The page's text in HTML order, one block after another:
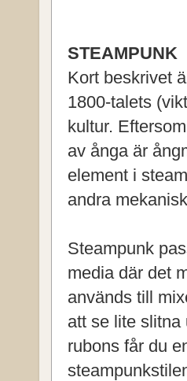
STEAMPUNK
Kort beskrivet
1800-talets
kultur.
av ånga är
element i
andra
Steampunk
media där det
används till
att se lite slitna
rubons får du